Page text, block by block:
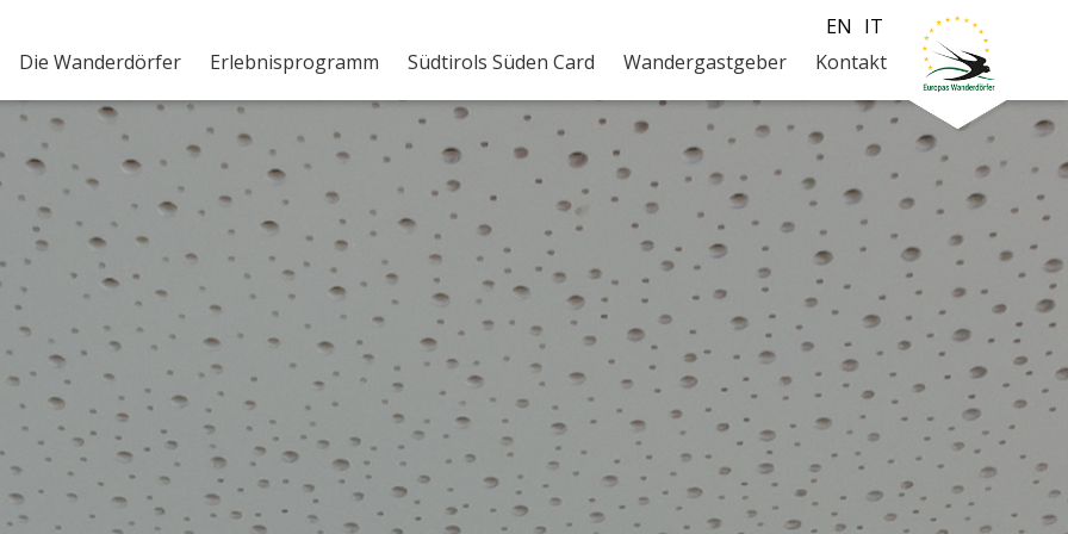
Die Wanderdörfer Erlebnisprogramm Südtirols Süden Card Wandergastgeber Kontakt
EN IT